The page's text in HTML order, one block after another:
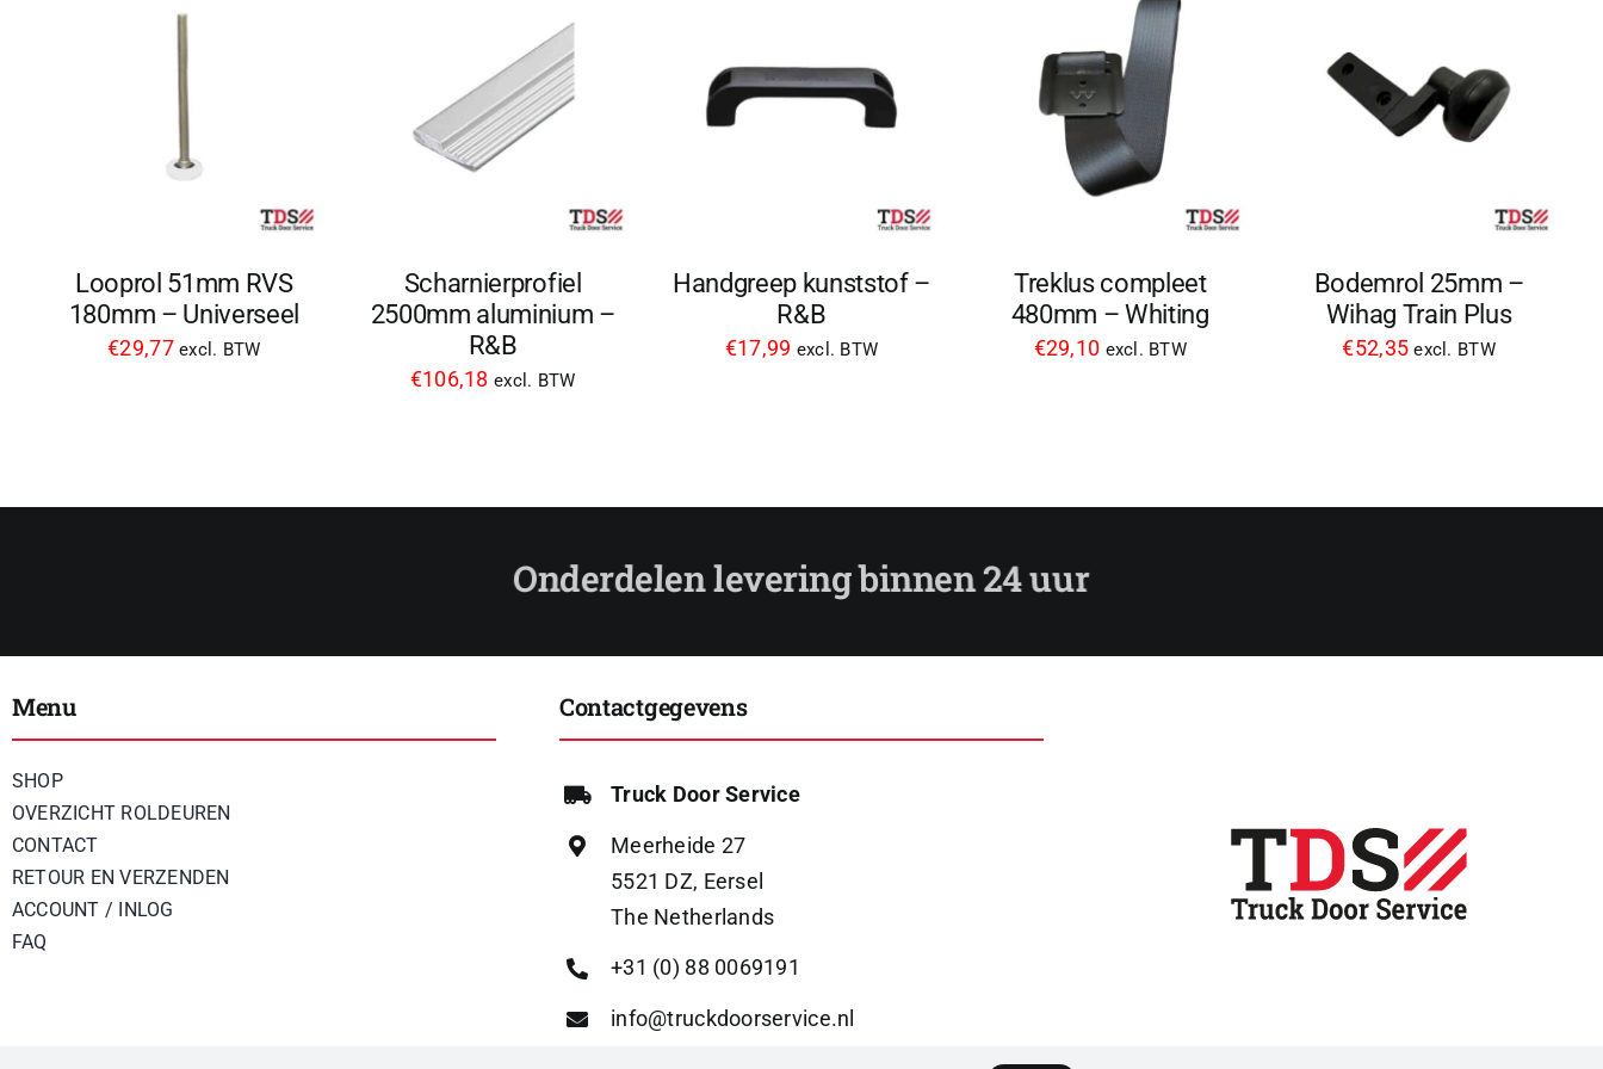
Looprol 51mm RVS
180mm – Universeel
€29,77 excl. BTW
Scharnierprofiel
2500mm aluminium –
R&B
€106,18 excl. BTW
Handgreep kunststof –
R&B
€17,99 excl. BTW
Treklus compleet
480mm – Whiting
€29,10 excl. BTW
Bodemrol 25mm –
Wihag Train Plus
€52,35 excl. BTW
Menu
SHOP
OVERZICHT ROLDEUREN
CONTACT
RETOUR EN VERZENDEN
ACCOUNT / INLOG
FAQ
Contactgegevens
Truck Door Service
Meerheide 27
5521 DZ, Eersel
The Netherlands
+31 (0) 88 0069191
info@truckdoorservice.nl